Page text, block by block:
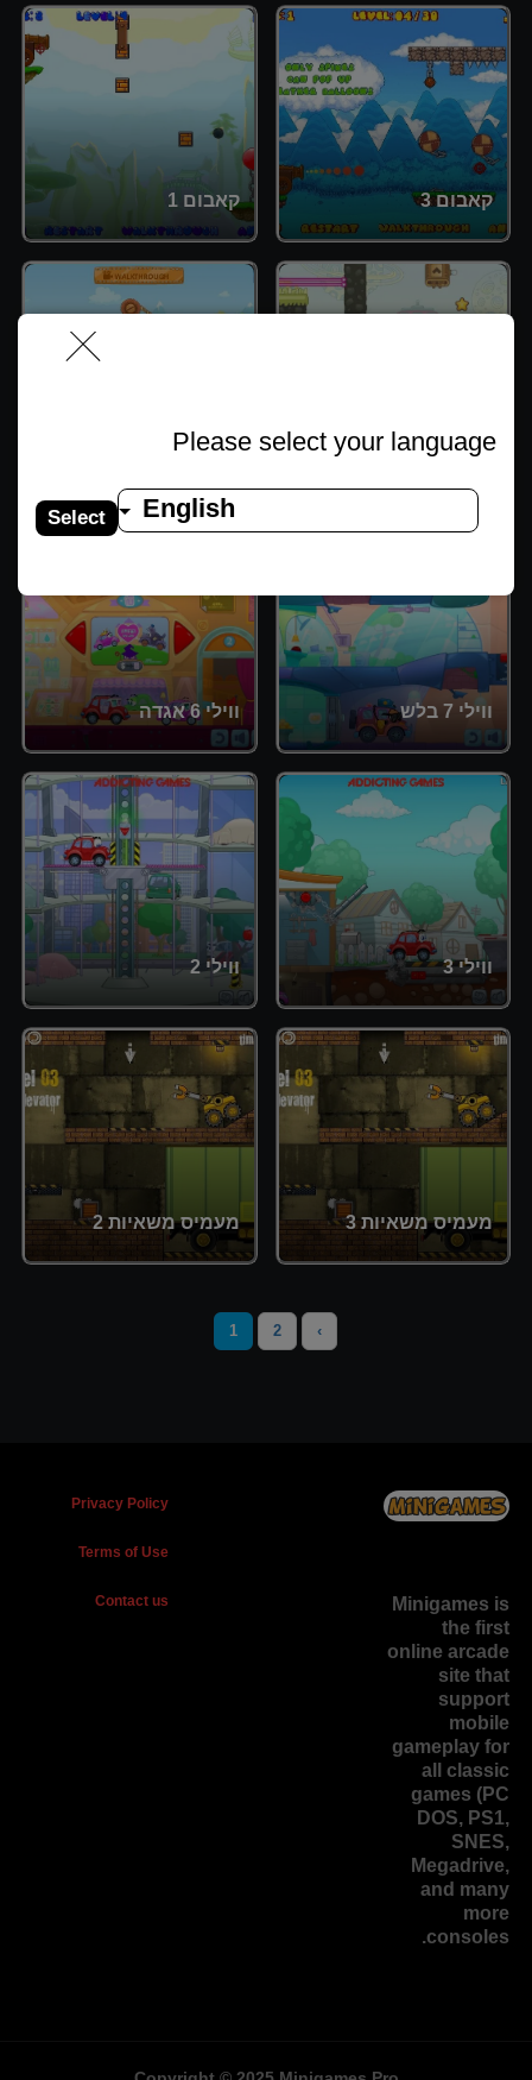
Please select your language
English
Select
קאבום 3 קאבום 1
חתוך את המפלצת ווילי 8 חייזרים
ווילי 7 בלש ווילי 6 אגדה
ווילי 3 ווילי 2
מעמיס משאיות 3 מעמיס משאיות 2
1 2 ›
Minigames is
the first
online arcade
site that
support
mobile
gameplay for
all classic
games (PC
DOS, PS1,
SNES,
Megadrive,
and many
more
consoles.
Privacy Policy
Terms of Use
Contact us